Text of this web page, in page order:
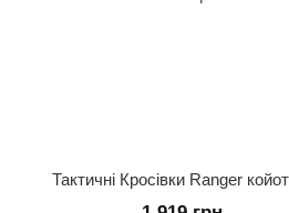
Тактичні Кросівки Ranger